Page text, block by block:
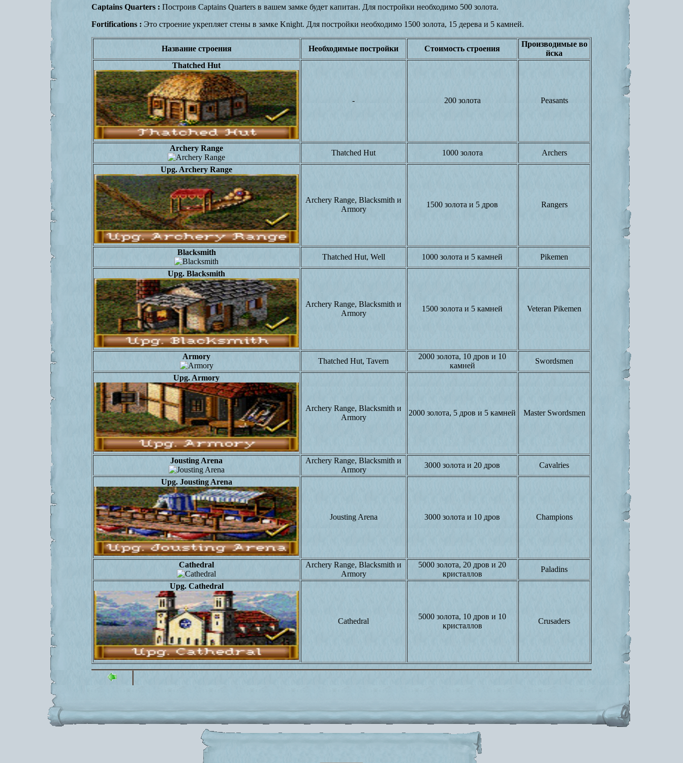
Captains Quarters : Построив Captains Quarters в вашем замке будет капитан. Для постройки необходимо 500 золота.
Fortifications : Это строение укрепляет стены в замке Knight. Для постройки необходимо 1500 золота, 15 дерева и 5 камней.
Название строения Необходимые постройки Стоимость строения
Производимые во
йска
Thatched Hut
- 200 золота Peasants
Archery Range
Thatched Hut 1000 золота
Archers
Upg. Archery Range
Archery Range, Blacksmith и
Armory
1500 золота и 5 дров Rangers
Blacksmith
Thatched Hut, Well 1000 золота и 5 камней
Pikemen
Upg. Blacksmith
Archery Range, Blacksmith и
Armory
1500 золота и 5 камней Veteran Pikemen
Armory
Thatched Hut, Tavern
2000 золота, 10 дров и 10
камней
Swordsmen
Upg. Armory
Archery Range, Blacksmith и
Armory
2000 золота, 5 дров и 5 камней Master Swordsmen
Jousting Arena
Archery Range, Blacksmith и
Armory
3000 золота и 20 дров
Cavalries
Upg. Jousting Arena
Jousting Arena 3000 золота и 10 дров Champions
Cathedral
Archery Range, Blacksmith и
Armory
5000 золота, 20 дров и 20
кристаллов
Paladins
Upg. Cathedral
Cathedral
5000 золота, 10 дров и 10
кристаллов
Crusaders